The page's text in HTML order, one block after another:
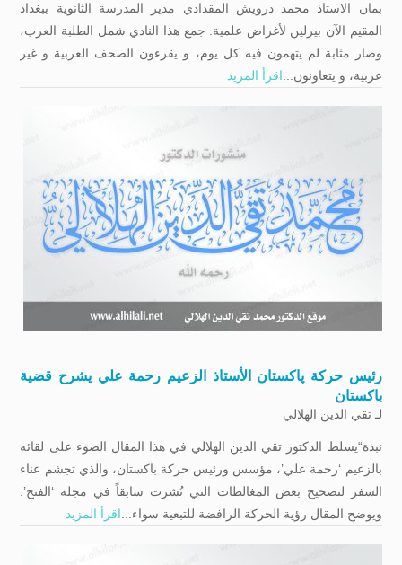
بمان الاستاذ محمد درويش المقدادي مدير المدرسة الثانوية ببغداد
المقيم الآن بيرلين لأغراض علمية. جمع هذا النادي شمل الطلبة العرب،
وصار مثابة لم يتهمون فيه كل يوم، و يقرءون الصحف العربية و غير
عربية، و يتعاونون...اقرأ المزيد
رئيس حركة پاكستان الأستاذ الزعيم رحمة علي يشرح قضية
باكستان
لـتقي الدين الهلالي
نبذة“يسلط الدكتور تقي الدين الهلالي في هذا المقال الضوء على لقائه
بالزعيم ‘رحمة علي’، مؤسس ورئيس حركة باكستان، والذي تجشم عناء
السفر لتصحيح بعض المغالطات التي نُشرت سابقاً في مجلة ‘الفتح’.
ويوضح المقال رؤية الحركة الرافضة للتبعية سواء...اقرأ المزيد